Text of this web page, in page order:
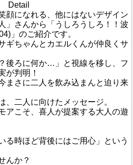
Detail
顔になれる、他にはないデザイン
」さんから「うしろうしろ！！波
」のご紹介です。
ギちゃんとカエルくんが仲良くサ
後ろに何か…」と視線を移し、フ
が判明！
まさに二人を飲み込まんと迫り来
、二人に向けたメッセージ。
アこそ、喜人が提案する大人の遊
る時ほど背後にはご用心」という
んか？